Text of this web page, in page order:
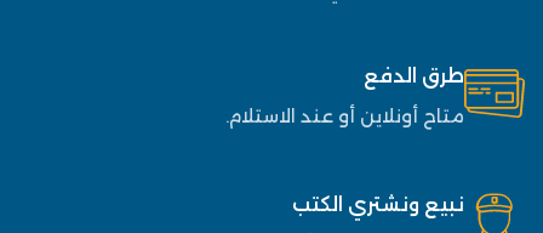
طرق الدفع
متاح أونلاين أو عند الاستلام.
نبيع ونشتري الكتب